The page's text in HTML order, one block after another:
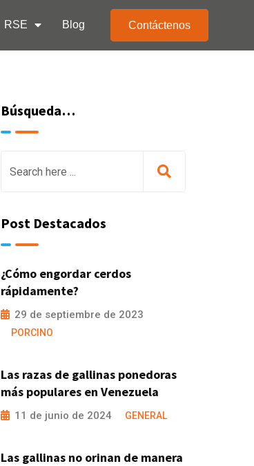
RSE Blog Contáctenos
Búsqueda…
Post Destacados
¿Cómo engordar cerdos
rápidamente?
29 de septiembre de 2023
PORCINO
Las razas de gallinas ponedoras
más populares en Venezuela
11 de junio de 2024 GENERAL
Las gallinas no orinan de manera